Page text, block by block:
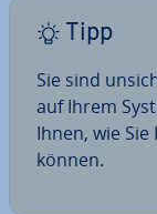
Tipp
Sie sind
auf Ihrem
Ihnen, wie Sie
können.